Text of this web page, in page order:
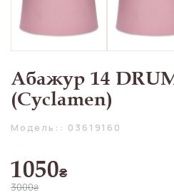
Абажур 14
(Cyclamen)
Модель:: 03619160
1050₴
3000₴